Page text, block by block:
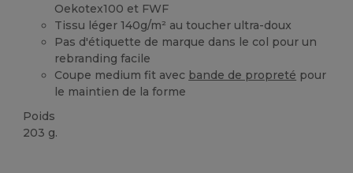
Oekotex100 et FWF
Tissu léger 140g/m² au toucher ultra-doux
Pas d'étiquette de marque dans le col pour un
rebranding facile
Coupe medium fit avec bande de propreté pour
le maintien de la forme
Poids
203 g.